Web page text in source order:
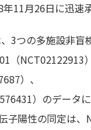
11月26日に迅速
3つの多施設非盲
（NCT02122913）
）、
）のデータ
子陽性の同定は、